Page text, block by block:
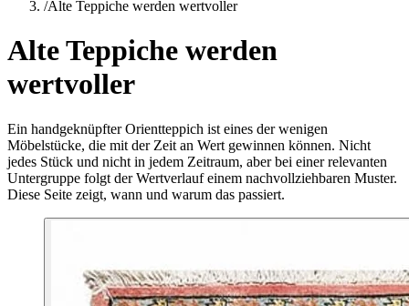
/Alte Teppiche werden wertvoller
Alte Teppiche werden
wertvoller
Ein handgeknüpfter Orientteppich ist eines der wenigen
Möbelstücke, die mit der Zeit an Wert gewinnen können. Nicht
jedes Stück und nicht in jedem Zeitraum, aber bei einer relevanten
Untergruppe folgt der Wertverlauf einem nachvollziehbaren Muster.
Diese Seite zeigt, wann und warum das passiert.